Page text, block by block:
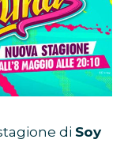
di Soy